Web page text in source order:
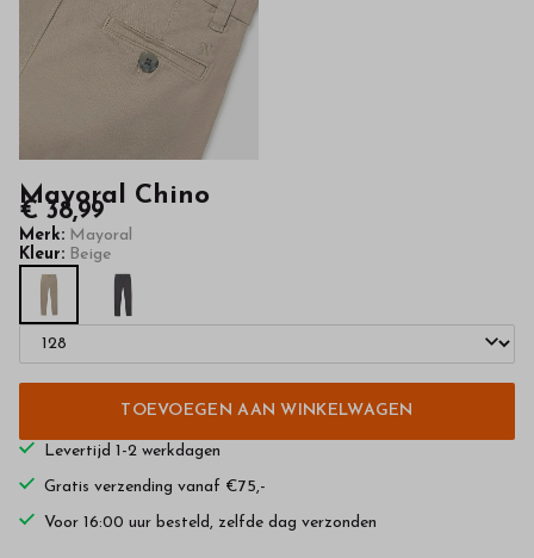
Mayoral Chino
€ 38,99
Merk: Mayoral
Kleur: Beige
TOEVOEGEN AAN WINKELWAGEN
Levertijd 1-2 werkdagen
Gratis verzending vanaf €75,-
Voor 16:00 uur besteld, zelfde dag verzonden